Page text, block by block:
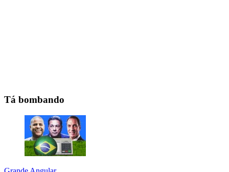
Tá bombando